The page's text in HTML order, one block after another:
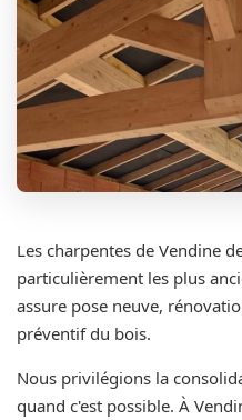
Les charpentes de Vendine
particulièrement les plus
assure pose neuve,
préventif du bois.
Nous privilégions la
quand c'est possible. À